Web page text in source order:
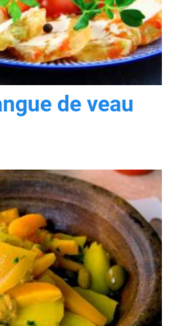
de veau